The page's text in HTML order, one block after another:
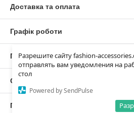
Разрешите сайту fashion-
отправлять вам уведомления на
стол
Powered by SendPulse
Доставка та оплата
Графік роботи
Повна версія сайту
Сайт створено на маркетплейсі
Політика конфіденційності